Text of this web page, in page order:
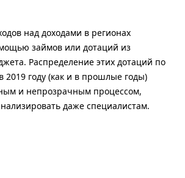
над доходами в регионах
займов или дотаций из
Распределение этих дотаций по
2019 году (как и в прошлые годы)
и непрозрачным процессом,
даже специалистам.